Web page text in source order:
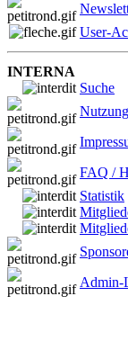
User-
INTERNA
Suche
FAQ /
Statistik
Admin-